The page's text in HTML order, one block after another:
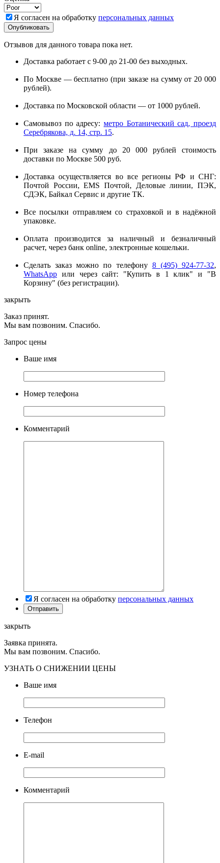
Я согласен на обработку персональных данных
Отзывов для данного товара пока нет.
Доставка работает с 9-00 до 21-00 без выходных.
По Москве — бесплатно (при заказе на сумму от 20 000
рублей).
Доставка по Московской области — от 1000 рублей.
Самовывоз по адресу: метро Ботанический сад, проезд
Серебрякова, д. 14, стр. 15.
При заказе на сумму до 20 000 рублей стоимость
доставки по Москве 500 руб.
Доставка осуществляется во все регионы РФ и СНГ:
Почтой России, EMS Почтой, Деловые линии, ПЭК,
СДЭК, Байкал Сервис и другие ТК.
Все посылки отправляем со страховкой и в надёжной
упаковке.
Оплата производится за наличный и безналичный
расчет, через банк online, электронные кошельки.
Сделать заказ можно по телефону 8 (495) 924-77-32,
WhatsApp или через сайт: "Купить в 1 клик" и "В
Корзину" (без регистрации).
закрыть
Заказ принят.
Мы вам позвоним. Спасибо.
Запрос цены
Ваше имя
Номер телефона
Комментарий
Я согласен на обработку персональных данных
закрыть
Заявка принята.
Мы вам позвоним. Спасибо.
УЗНАТЬ О СНИЖЕНИИ ЦЕНЫ
Ваше имя
Телефон
E-mail
Комментарий